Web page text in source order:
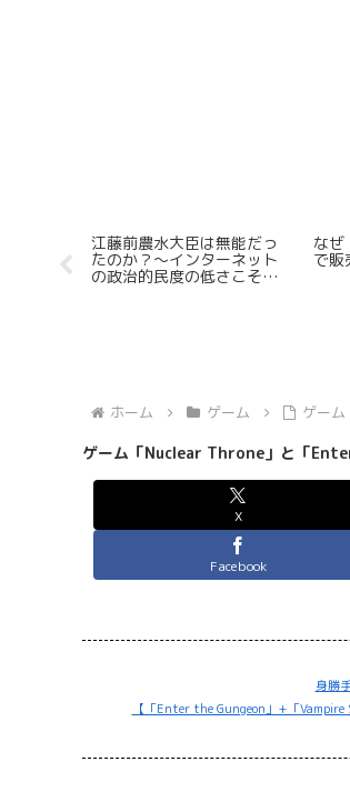
「CITY」をなめてはいけな
い ーグ
ホーム ゲーム ゲー
ゲーム「Nuclear Throne」と「
X
Facebook
身勝
【「Enter the Gungeon」+「